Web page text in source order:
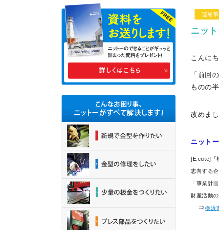
連絡
ニッ
こんに
「前回
ものの
改めま
ニット
[E:cute]「
志向する
「事業計
財産活動
⇒横浜